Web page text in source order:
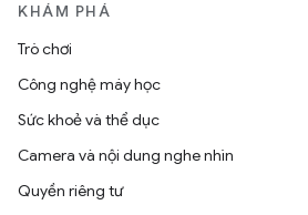
KHÁM PHÁ
Trò chơi
Công nghệ máy học
Sức khoẻ và thể dục
Camera và nội dung nghe nhìn
Quyền riêng tư